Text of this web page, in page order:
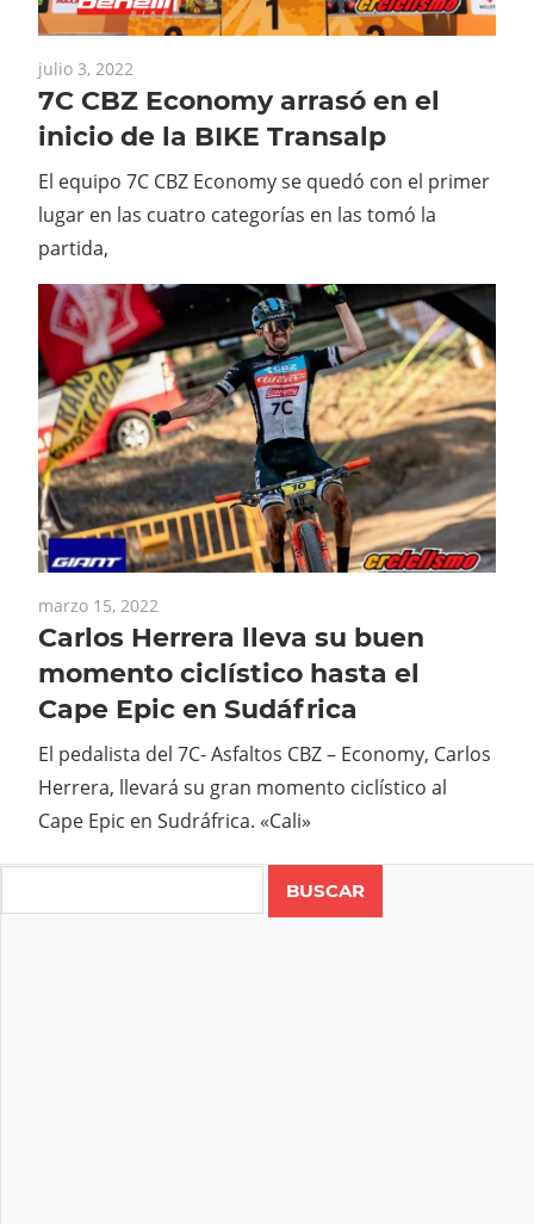
julio 3, 2022
7C CBZ Economy arrasó en el
inicio de la BIKE Transalp
El equipo 7C CBZ Economy se quedó con el primer
lugar en las cuatro categorías en las tomó la
partida,
marzo 15, 2022
Carlos Herrera lleva su buen
momento ciclístico hasta el
Cape Epic en Sudáfrica
El pedalista del 7C- Asfaltos CBZ – Economy, Carlos
Herrera, llevará su gran momento ciclístico al
Cape Epic en Sudráfrica. «Cali»